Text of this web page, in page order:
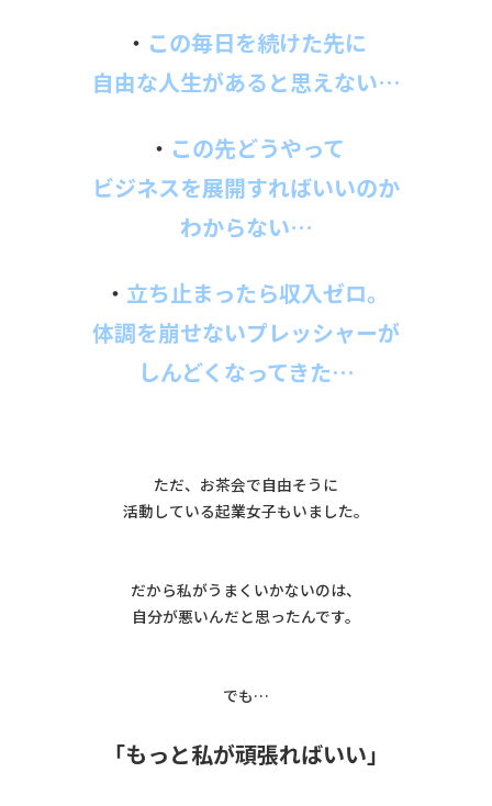
・ この毎日を続けた先に
自由な人生があると思えない…
・ この先どうやって
ビジネスを展開すればいいのか
わからない…
・ 立ち止まったら収入ゼロ。
体調を崩せないプレッシャーが
しんどくなってきた…
ただ、お茶会で自由そうに
活動している起業女子もいました。
だから私がうまくいかないのは、
自分が悪いんだと思ったんです。
でも…
「もっと私が頑張ればいい」